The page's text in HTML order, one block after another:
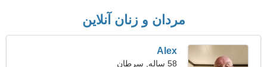
مردان و زنان آنلاین
Alex
58 ساله, سرطان